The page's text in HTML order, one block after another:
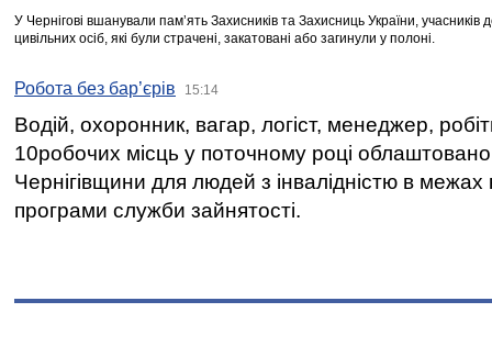
У Чернігові вшанували пам’ять Захисників та Захисниць України,
цивільних осіб, які були страчені, закатовані або загинули у полоні.
Робота без бар’єрів 15:14
Водій, охоронник, вагар, логіст, менеджер,
10робочих місць у поточному році
Чернігівщини для людей з інвалідністю в межах
програми служби зайнятості.